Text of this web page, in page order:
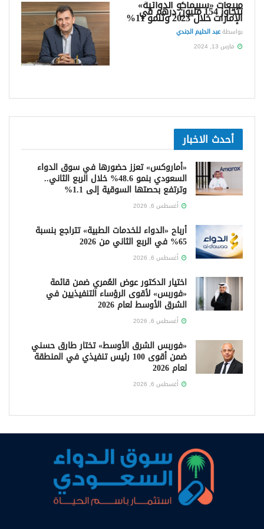
مبيعات «سبيماكو الدوائية»
تتجاوز 154 مليون درهم فيالإمارات خلال 2023 وتنمو 11%
بواسطةعبد الحليم الجندي
مارس 13, 2024
أحدث الاخبار
«أماروكس» تعزز حضورها في سوق الدواء
السعودي بنمو 48.6% خلال الربع الثاني..
وترتفع بحصتها السوقية إلى 1.1%
أغسطس 6, 2026
أرباح «الدواء للخدمات الطبية» تتراجع بنسبة
65% في الربع الثاني من 2026
أغسطس 6, 2026
اختيار الدكتور عوض العُمري ضمن قائمة
«فوربس» لأقوى الرؤساء التنفيذيين في
الشرق الأوسط لعام 2026
أغسطس 6, 2026
«فوربس الشرق الأوسط» تختار طارق حسني
ضمن أقوى 100 رئيس تنفيذي في المنطقة
لعام 2026
أغسطس 6, 2026